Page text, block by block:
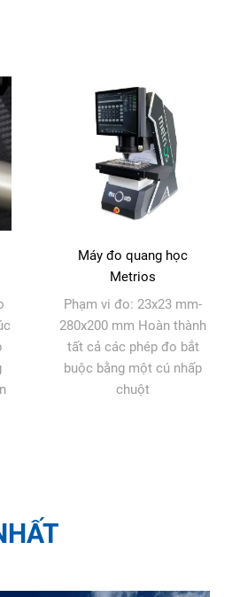
Máy đo quang học
Metrios
Phạm vi đo: 23x23 mm-
280x200 mm Hoàn thành
tất cả các phép đo bắt
buộc bằng một cú nhấp
chuột